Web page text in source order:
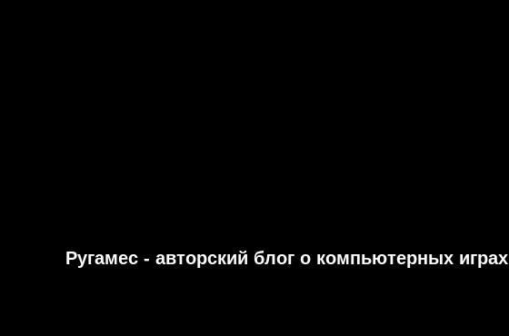
Ругамес - авторский блог о компьютерных играх